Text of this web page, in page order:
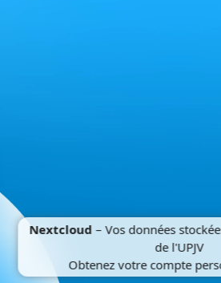
Nextcloud – Vos données
de l'UPJV
Obtenez votre compte